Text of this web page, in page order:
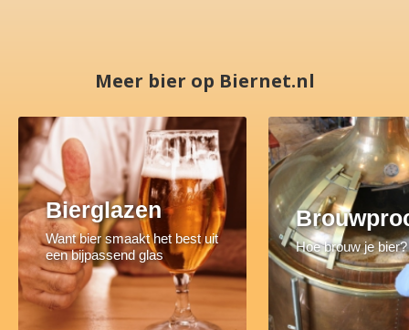
Meer bier op Biernet.nl
Bierglazen
Want bier smaakt het best uit
een bijpassend glas
Hoe brouw je bier?